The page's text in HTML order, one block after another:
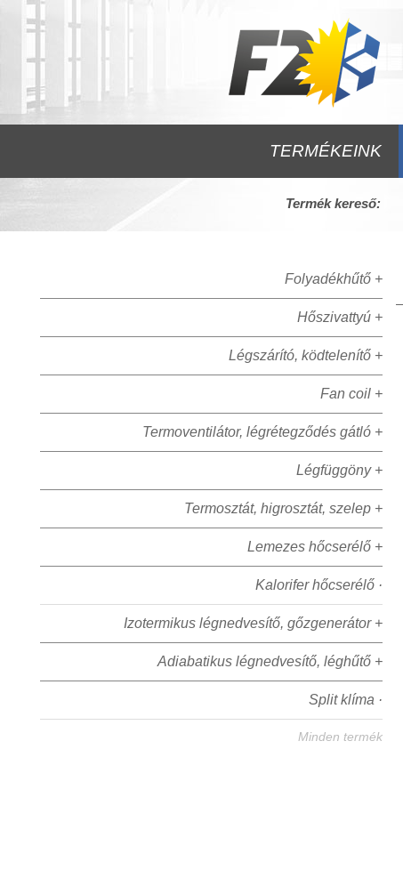
TERMÉKEINK
Termék kereső:
Folyadékhűtő +
Hőszivattyú +
Légszárító, ködtelenítő +
Fan coil +
Termoventilátor, légrétegződés gátló +
Légfüggöny +
Termosztát, higrosztát, szelep +
Lemezes hőcserélő +
Kalorifer hőcserélő ·
Izotermikus légnedvesítő, gőzgenerátor +
Adiabatikus légnedvesítő, léghűtő +
Split klíma ·
Minden termék